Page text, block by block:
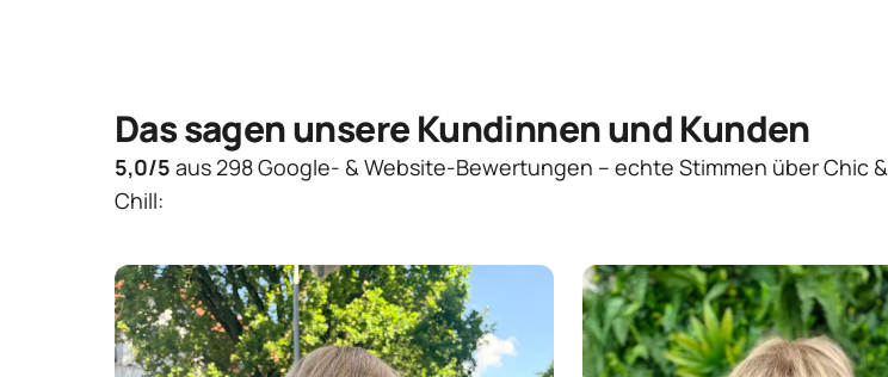
Das sagen unsere Kundinnen und Kunden
5,0/5 aus 298 Google- & Website-Bewertungen – echte Stimmen über Chic &
Chill: